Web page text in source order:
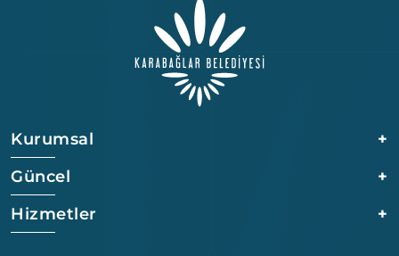
Kurumsal
+
Güncel
+
Hizmetler
+